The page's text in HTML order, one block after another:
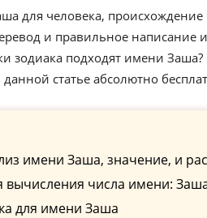
для человека,
и правильное написание
зодиака подходят имени
статье абсолютно
имени Заша, значение, и
вычисления числа имени:
для имени Заша